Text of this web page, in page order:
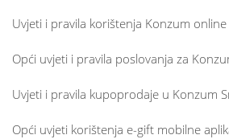
Uvjeti i pravila korištenja Konzum
Opći uvjeti i pravila poslovanja za
Uvjeti i pravila kupoprodaje u Konzum
Opći uvjeti korištenja e-gift mobilne